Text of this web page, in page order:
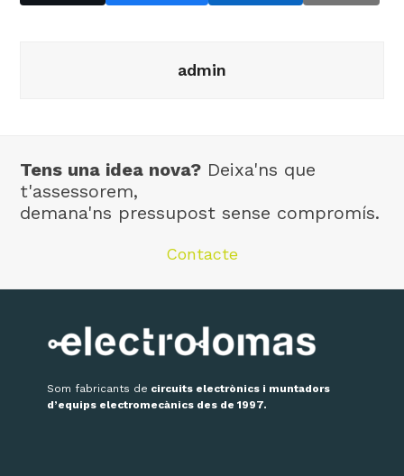
admin
Tens una idea nova? Deixa'ns que
t'assessorem,
demana'ns pressupost sense compromís.
Contacte
Som fabricants de circuits electrònics i muntadors
d’equips electromecànics des de 1997.